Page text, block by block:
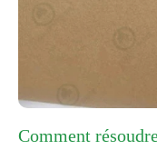
Comment